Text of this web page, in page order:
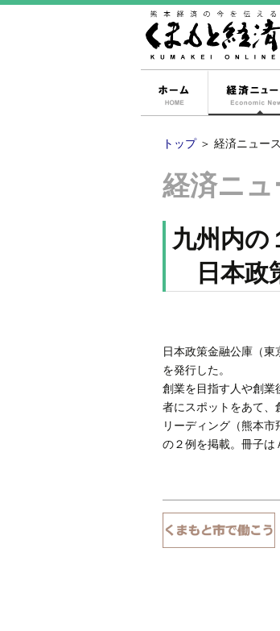
トップ ＞ 経済ニュース
経済ニュ
九州内の
日本政
日本政策金融公庫（
を発行した。
創業を目指す人や創業
者にスポットをあて、
リーディング（熊本
の２例を掲載。冊子は